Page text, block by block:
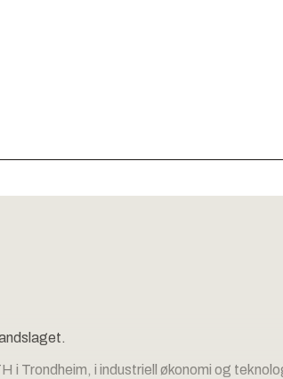
i Trondheim, i industriell økonomi og